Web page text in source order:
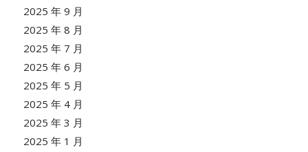
2025 年 9 月
2025 年 8 月
2025 年 7 月
2025 年 6 月
2025 年 5 月
2025 年 4 月
2025 年 3 月
2025 年 1 月